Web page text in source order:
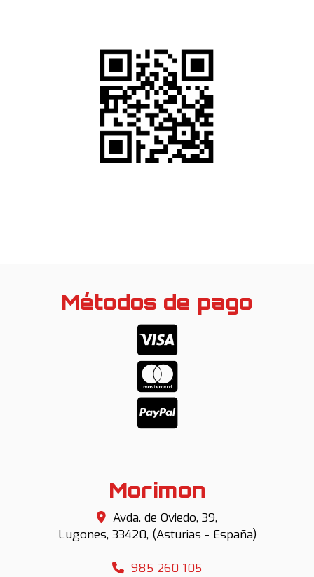
Métodos de pago
Morimon
Avda. de Oviedo, 39,
Lugones, 33420, (Asturias - España)
985 260 105